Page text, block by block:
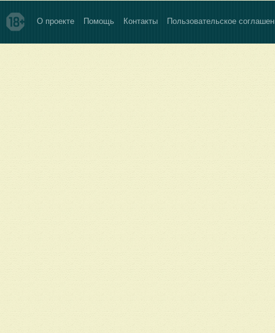
О проекте Помощь Контакты Пользовательское